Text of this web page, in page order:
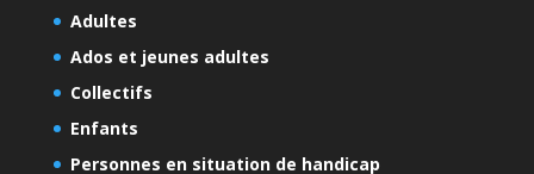
Adultes
Ados et jeunes adultes
Collectifs
Enfants
Personnes en situation de handicap